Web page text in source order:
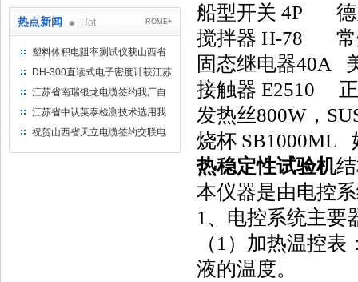
热点新闻 Hot ROME+
塑料体积电阻率测试仪获山西省
水利机械厂选用
DH-300直读式电子密度计获江苏
省苏州市安信塑业选用
江苏省南瑞银龙电缆签约我厂自
然换气老化箱等电缆检测设备
江苏省中认英泰检测技术选用我
厂自然换气老化试验箱
祝贺山西省天立电缆签约交联电
船型开关 4P
搅拌器 H-78
固态继电器40A
接触器 E2510
发热丝800W，
烧杯 SB1000ML
热稳定性试验机
本仪器是由电控
1、电控系统主要
（1）加热温控
液的温度。